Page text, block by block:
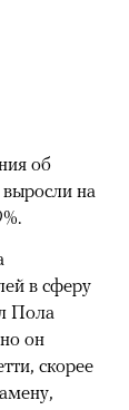
об
на
в сферу
Пола
он
скорее